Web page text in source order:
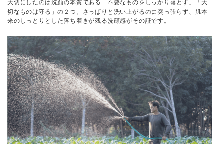
大切にしたのは洗顔の本質である「不要なものをしっかり落とす」「大
切なものは守る」の２つ。さっぱりと洗い上がるのに突っ張らず、肌本
来のしっとりとした落ち着きが残る洗顔感がその証です。